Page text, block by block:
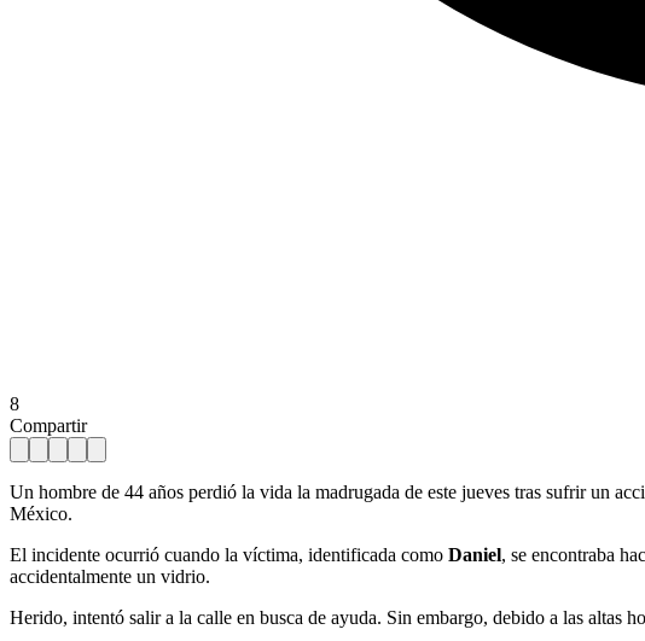
8
Compartir
Un hombre de 44 años perdió la vida la madrugada de este jueves tras sufrir un
México.
El incidente ocurrió cuando la víctima, identificada como Daniel, se encontraba
accidentalmente un vidrio.
Herido, intentó salir a la calle en busca de ayuda. Sin embargo, debido a las altas